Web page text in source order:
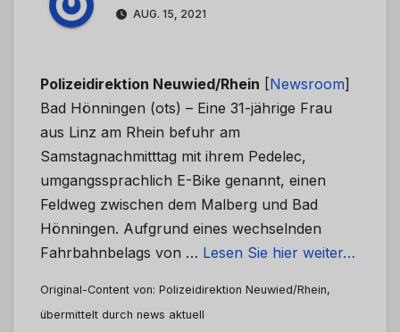
AUG. 15, 2021
Polizeidirektion Neuwied/Rhein [Newsroom]
Bad Hönningen (ots) – Eine 31-jährige Frau
aus Linz am Rhein befuhr am
Samstagnachmitttag mit ihrem Pedelec,
umgangssprachlich E-Bike genannt, einen
Feldweg zwischen dem Malberg und Bad
Hönningen. Aufgrund eines wechselnden
Fahrbahnbelags von … Lesen Sie hier weiter…
Original-Content von: Polizeidirektion Neuwied/Rhein,
übermittelt durch news aktuell